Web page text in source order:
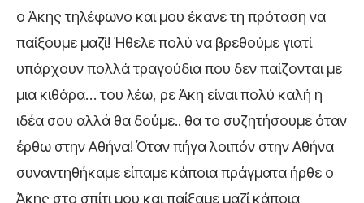
ο Άκης τηλέφωνο και μου έκανε τη πρόταση να
παίξουμε μαζί! Ήθελε πολύ να βρεθούμε γιατί
υπάρχουν πολλά τραγούδια που δεν παίζονται με
μια κιθάρα… του λέω, ρε Άκη είναι πολύ καλή η
ιδέα σου αλλά θα δούμε.. θα το συζητήσουμε όταν
έρθω στην Αθήνα! Όταν πήγα λοιπόν στην Αθήνα
συναντηθήκαμε είπαμε κάποια πράγματα ήρθε ο
Άκης στο σπίτι μου και παίξαμε μαζί κάποια